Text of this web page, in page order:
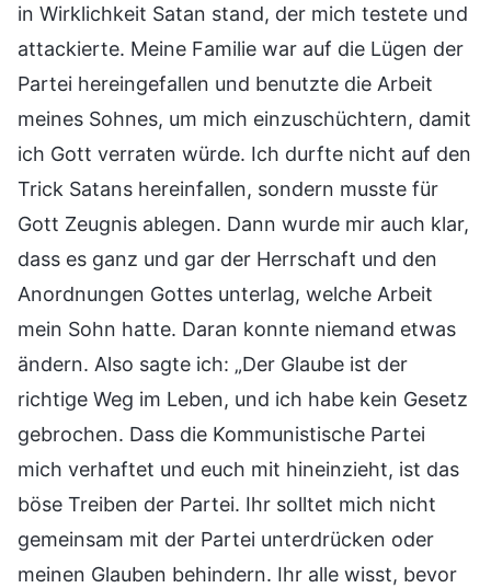
in Wirklichkeit Satan stand, der mich testete und
attackierte. Meine Familie war auf die Lügen der
Partei hereingefallen und benutzte die Arbeit
meines Sohnes, um mich einzuschüchtern, damit
ich Gott verraten würde. Ich durfte nicht auf den
Trick Satans hereinfallen, sondern musste für
Gott Zeugnis ablegen. Dann wurde mir auch klar,
dass es ganz und gar der Herrschaft und den
Anordnungen Gottes unterlag, welche Arbeit
mein Sohn hatte. Daran konnte niemand etwas
ändern. Also sagte ich: „Der Glaube ist der
richtige Weg im Leben, und ich habe kein Gesetz
gebrochen. Dass die Kommunistische Partei
mich verhaftet und euch mit hineinzieht, ist das
böse Treiben der Partei. Ihr solltet mich nicht
gemeinsam mit der Partei unterdrücken oder
meinen Glauben behindern. Ihr alle wisst, bevor